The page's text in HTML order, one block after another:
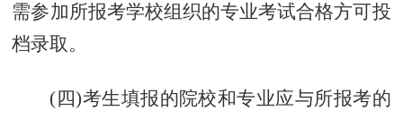
需参加所报考学校组织的专业考试合格方可投
档录取。
(四)考生填报的院校和专业应与所报考的